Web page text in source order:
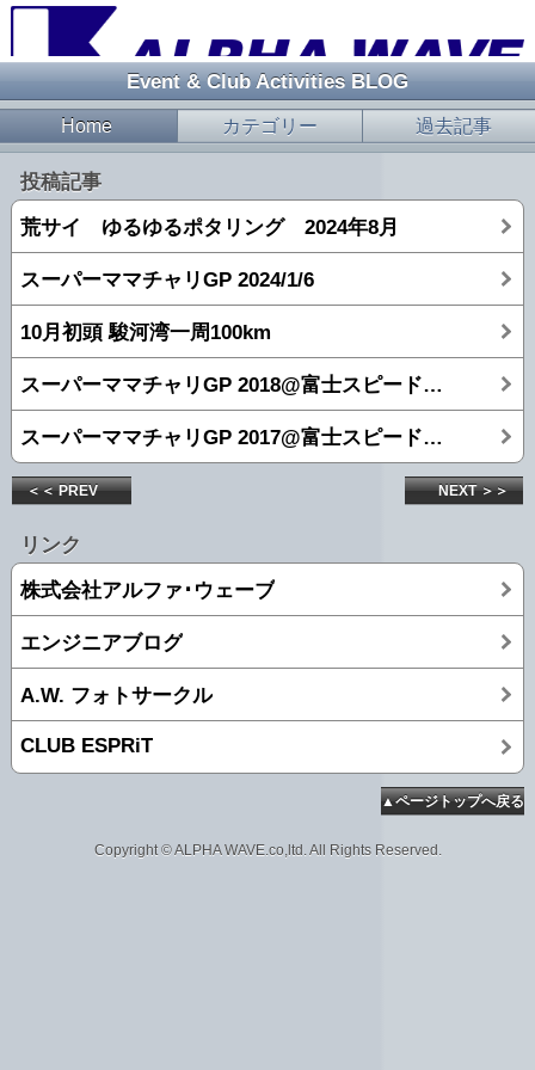
Event & Club Activities BLOG
Home カテゴリー 過去記事
投稿記事
荒サイ ゆるゆるポタリング 2024年8月
スーパーママチャリGP 2024/1/6
10月初頭 駿河湾一周100km
スーパーママチャリGP 2018@富士スピードウェイ！！！
スーパーママチャリGP 2017@富士スピードウェイ！！！
＜＜ PREV NEXT ＞＞
リンク
株式会社アルファ･ウェーブ
エンジニアブログ
A.W. フォトサークル
CLUB ESPRiT
▲ページトップへ戻る
Copyright © ALPHA WAVE.co,ltd. All Rights Reserved.